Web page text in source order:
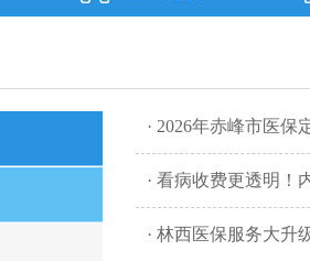
· 2026年赤峰市医保
· 看病收费更透明！
· 林西医保服务大升